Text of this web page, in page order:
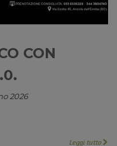
CON
2026
Leggi tutto